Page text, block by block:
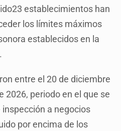
establecimientos han
los límites máximos
establecidos en la
entre el 20 de diciembre
2026, periodo en el que se
a negocios
por encima de los